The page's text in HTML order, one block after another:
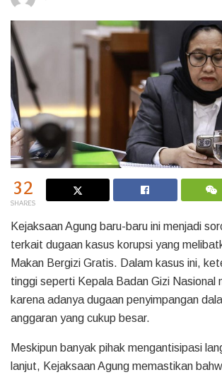
32
SHARES
Kejaksaan Agung baru-baru ini menjadi
terkait dugaan kasus korupsi yang
Makan Bergizi Gratis. Dalam kasus ini,
tinggi seperti Kepala Badan Gizi Nasional
karena adanya dugaan penyimpangan
anggaran yang cukup besar.
Meskipun banyak pihak mengantisipasi
lanjut, Kejaksaan Agung memastikan